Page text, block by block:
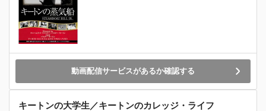
動画配信サービスがあるか確認する
キートンの大学生／キートンのカレッジ・ライフ